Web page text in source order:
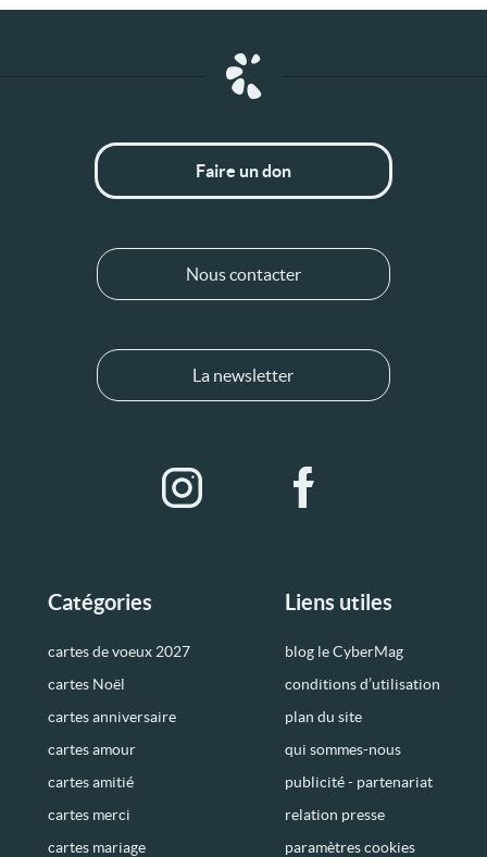
Catégories
cartes de voeux 2027
cartes Noël
cartes anniversaire
cartes amour
cartes amitié
cartes merci
cartes mariage
Liens utiles
blog le CyberMag
conditions d’utilisation
plan du site
qui sommes-nous
publicité - partenariat
relation presse
paramètres cookies
Faire un don
Nous contacter
La newsletter